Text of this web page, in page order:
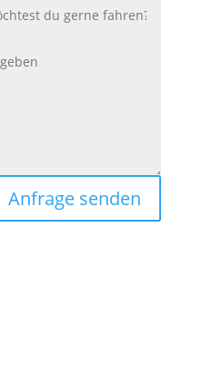
Anfrage senden